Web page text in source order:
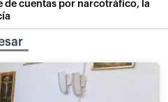
de cuentas por narcotráfico, la